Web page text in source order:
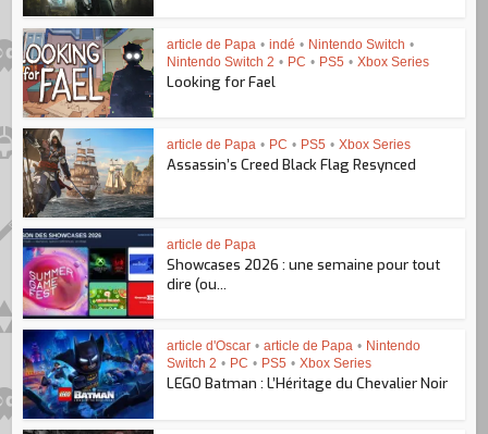
article de Papa • indé • Nintendo Switch •
Nintendo Switch 2 • PC • PS5 • Xbox Series
Looking for Fael
article de Papa • PC • PS5 • Xbox Series
Assassin’s Creed Black Flag Resynced
article de Papa
Showcases 2026 : une semaine pour tout
dire (ou...
article d'Oscar • article de Papa • Nintendo
Switch 2 • PC • PS5 • Xbox Series
LEGO Batman : L’Héritage du Chevalier Noir